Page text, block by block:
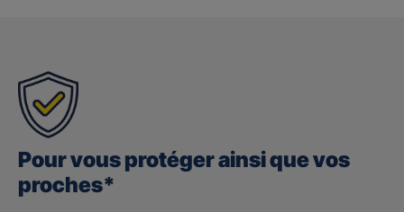
Pour vous protéger ainsi que vos
proches*